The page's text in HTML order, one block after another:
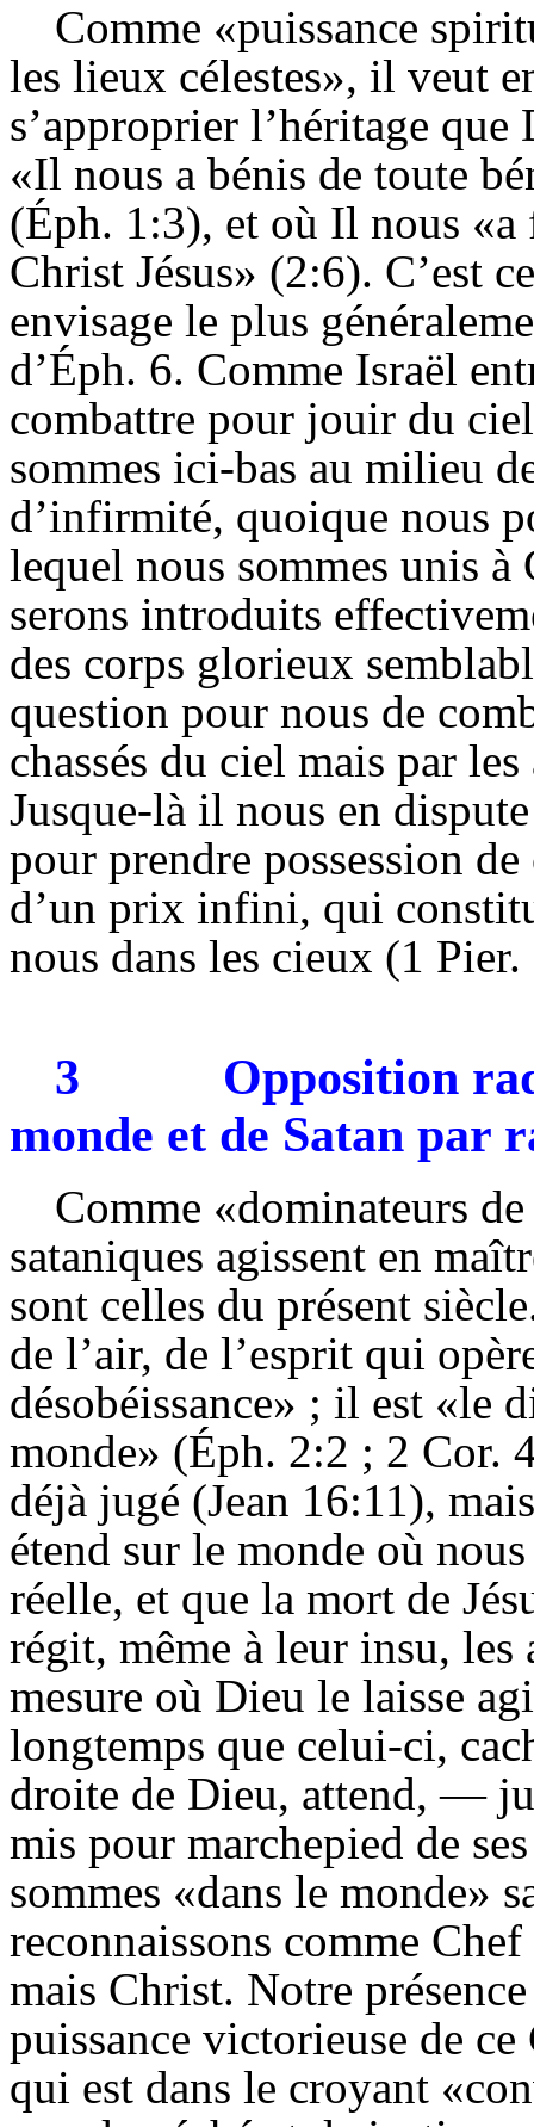
Comme «puissance
les lieux célestes», il veut
s’approprier l’héritage
«Il nous a bénis de toute
(Éph. 1:3), et où Il nous «a
Christ Jésus» (2:6). C’est
envisage le plus
d’Éph. 6. Comme Israël
combattre pour jouir du
sommes ici-bas au milieu
d’infirmité, quoique nous
lequel nous sommes unis à
serons introduits
des corps glorieux
question pour nous de
chassés du ciel mais par
Jusque-là il nous en
pour prendre possession
d’un prix infini, qui
nous dans les cieux (1
3
Opposition
monde et de Satan par
Comme «dominateurs
sataniques agissent en
sont celles du présent
de l’air, de l’esprit qui
désobéissance» ; il est «le
monde» (Éph. 2:2 ; 2 Cor.
déjà jugé (Jean 16:11),
étend sur le monde où
réelle, et que la mort de
régit, même à leur insu, les
mesure où Dieu le laisse
longtemps que celui-ci,
droite de Dieu, attend, —
mis pour marchepied de
sommes «dans le monde»
reconnaissons comme
mais Christ. Notre
puissance victorieuse de
qui est dans le croyant